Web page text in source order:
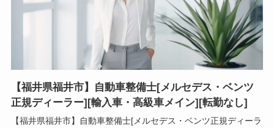
【福井県福井市】自動車整備士[メルセデス・ベンツ
正規ディーラー][輸入車・高級車メイン][転勤なし]
【福井県福井市】自動車整備士[メルセデス・ベンツ正規ディーラ